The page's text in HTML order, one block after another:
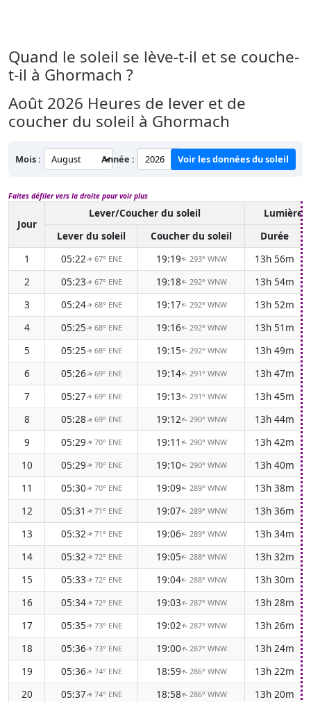
Quand le soleil se lève-t-il et se couche-
t-il à Ghormach ?
Août 2026 Heures de lever et de
coucher du soleil à Ghormach
Mois : Année : Voir les données du soleil
Faites défiler vers la droite pour voir plus
Jour
Lever/Coucher du soleil
Lumière
Lever du soleil
Coucher du soleil
Durée
1
05:22↑ 67° ENE 19:19↑ 293° WNW
13h 56m
2
05:23↑ 67° ENE 19:18↑ 292° WNW
13h 54m
3
05:24↑ 68° ENE 19:17↑ 292° WNW
13h 52m
4
05:25↑ 68° ENE 19:16↑ 292° WNW
13h 51m
5
05:25↑ 68° ENE 19:15↑ 292° WNW
13h 49m
6
05:26↑ 69° ENE 19:14↑ 291° WNW
13h 47m
7
05:27↑ 69° ENE 19:13↑ 291° WNW
13h 45m
8
05:28↑ 69° ENE 19:12↑ 290° WNW
13h 44m
9
05:29↑ 70° ENE 19:11 ↑ 290° WNW
13h 42m
10
05:29↑ 70° ENE 19:10↑ 290° WNW
13h 40m
11
05:30↑ 70° ENE 19:09↑ 289° WNW
13h 38m
12
05:31 ↑ 71° ENE 19:07↑ 289° WNW
13h 36m
13
05:32↑ 71° ENE 19:06↑ 289° WNW
13h 34m
14
05:32↑ 72° ENE 19:05↑ 288° WNW
13h 32m
15
05:33↑ 72° ENE 19:04↑ 288° WNW
13h 30m
16
05:34↑ 72° ENE 19:03↑ 287° WNW
13h 28m
17
05:35↑ 73° ENE 19:02↑ 287° WNW
13h 26m
18
05:36↑ 73° ENE 19:00↑ 287° WNW
13h 24m
19
05:36↑ 74° ENE 18:59↑ 286° WNW
13h 22m
20
05:37↑ 74° ENE 18:58↑ 286° WNW 13h 20m